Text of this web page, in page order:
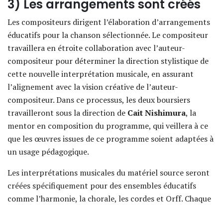
3) Les arrangements sont créés
Les compositeurs dirigent l’élaboration d’arrangements
éducatifs pour la chanson sélectionnée. Le compositeur
travaillera en étroite collaboration avec l’auteur-
compositeur pour déterminer la direction stylistique de
cette nouvelle interprétation musicale, en assurant
l’alignement avec la vision créative de l’auteur-
compositeur. Dans ce processus, les deux boursiers
travailleront sous la direction de Cait Nishimura, la
mentor en composition du programme, qui veillera à ce
que les œuvres issues de ce programme soient adaptées à
un usage pédagogique.
Les interprétations musicales du matériel source seront
créées spécifiquement pour des ensembles éducatifs
comme l’harmonie, la chorale, les cordes et Orff. Chaque